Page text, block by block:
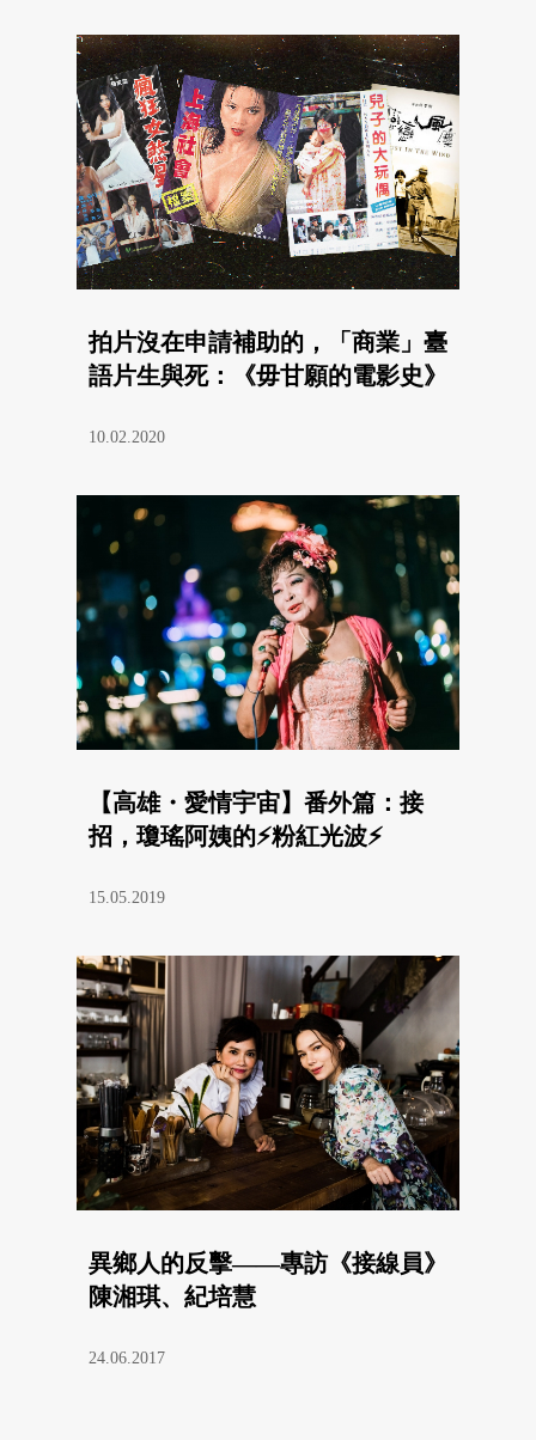
拍片沒在申請補助的，「商業」臺
語片生與死：《毋甘願的電影史》
10.02.2020
【高雄・愛情宇宙】番外篇：接
招，瓊瑤阿姨的⚡粉紅光波⚡
15.05.2019
異鄉人的反擊——專訪《接線員》
陳湘琪、紀培慧
24.06.2017